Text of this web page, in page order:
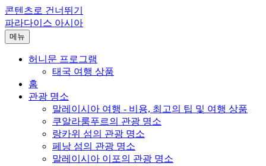
콘텐츠로 건너뛰기
파라다이스 아시아
메뉴
허니문 프로그램
태국 여행 상품
홈
관광 명소
말레이시아 여행 - 비용, 최고의 팁 및 여행 상품
쿠알라룸푸르의 관광 명소
랑카위 섬의 관광 명소
페낭 섬의 관광 명소
말레이시아 이포의 관광 명소